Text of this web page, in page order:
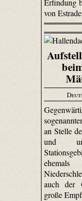
von Estrade
an Stelle
und
auch der
große